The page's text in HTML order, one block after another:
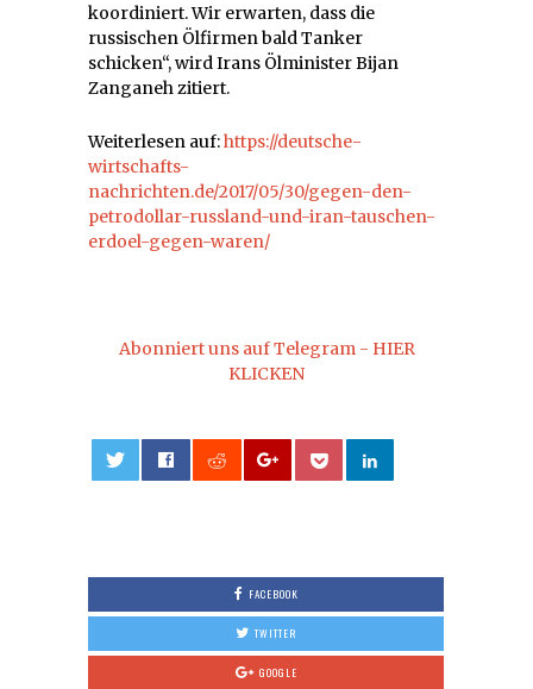
koordiniert. Wir erwarten, dass die
russischen Ölfirmen bald Tanker
schicken“, wird Irans Ölminister Bijan
Zanganeh zitiert.
Weiterlesen auf:https://deutsche-
wirtschafts-
nachrichten.de/2017/05/30/gegen-den-
petrodollar-russland-und-iran-tauschen-
erdoel-gegen-waren/
Abonniert uns auf Telegram - HIER
KLICKEN
FACEBOOK
TWITTER
GOOGLE